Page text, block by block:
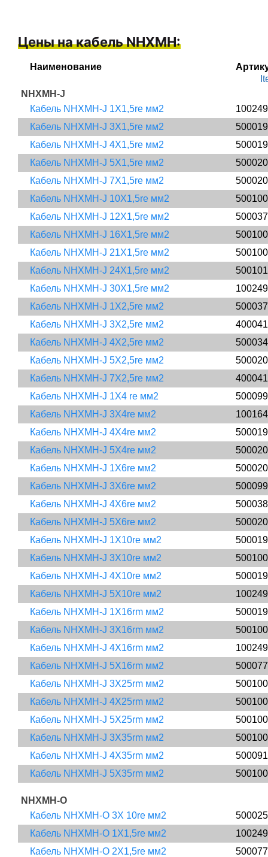
Цены на кабель NHXMH:
Наименование
NHXMH-J
Кабель NHXMH-J 1X1,5re мм2
Кабель NHXMH-J 3X1,5re мм2
Кабель NHXMH-J 4X1,5re мм2
Кабель NHXMH-J 5X1,5re мм2
Кабель NHXMH-J 7X1,5re мм2
Кабель NHXMH-J 10X1,5re мм2
Кабель NHXMH-J 12X1,5re мм2
Кабель NHXMH-J 16X1,5re мм2
Кабель NHXMH-J 21X1,5re мм2
Кабель NHXMH-J 24X1,5re мм2
Кабель NHXMH-J 30X1,5re мм2
Кабель NHXMH-J 1X2,5re мм2
Кабель NHXMH-J 3X2,5re мм2
Кабель NHXMH-J 4X2,5re мм2
Кабель NHXMH-J 5X2,5re мм2
Кабель NHXMH-J 7X2,5re мм2
Кабель NHXMH-J 1X4 re мм2
Кабель NHXMH-J 3X4re мм2
Кабель NHXMH-J 4X4re мм2
Кабель NHXMH-J 5X4re мм2
Кабель NHXMH-J 1X6re мм2
Кабель NHXMH-J 3X6re мм2
Кабель NHXMH-J 4X6re мм2
Кабель NHXMH-J 5X6re мм2
Кабель NHXMH-J 1X10re мм2
Кабель NHXMH-J 3X10re мм2
Кабель NHXMH-J 4X10re мм2
Кабель NHXMH-J 5X10re мм2
Кабель NHXMH-J 1X16rm мм2
Кабель NHXMH-J 3X16rm мм2
Кабель NHXMH-J 4X16rm мм2
Кабель NHXMH-J 5X16rm мм2
Кабель NHXMH-J 3X25rm мм2
Кабель NHXMH-J 4X25rm мм2
Кабель NHXMH-J 5X25rm мм2
Кабель NHXMH-J 3X35rm мм2
Кабель NHXMH-J 4X35rm мм2
Кабель NHXMH-J 5X35rm мм2
NHXMH-O
Кабель NHXMH-O 3Х 10re мм2
Кабель NHXMH-O 1X1,5re мм2
Кабель NHXMH-O 2X1,5re мм2